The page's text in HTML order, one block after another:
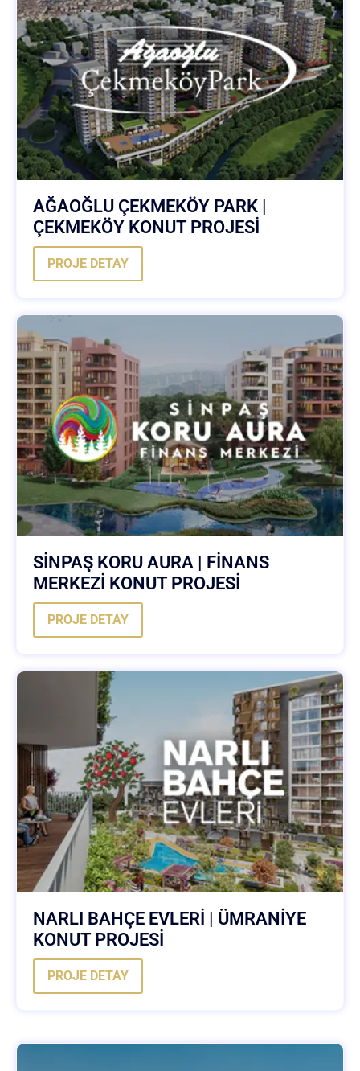
AĞAOĞLU ÇEKMEKÖY PARK |
ÇEKMEKÖY KONUT PROJESİ
PROJE DETAY
SİNPAŞ KORU AURA | FİNANS
MERKEZİ KONUT PROJESİ
PROJE DETAY
NARLI BAHÇE EVLERİ | ÜMRANİYE
KONUT PROJESİ
PROJE DETAY